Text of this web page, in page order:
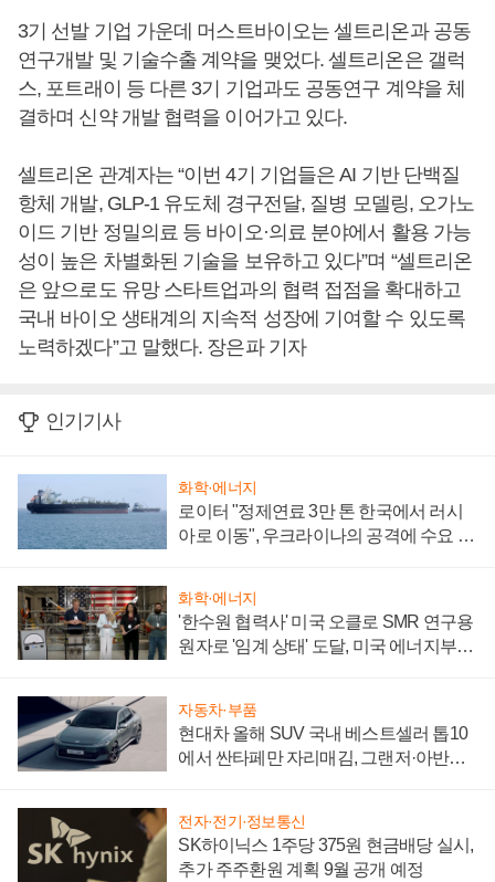
3기 선발 기업 가운데 머스트바이오는 셀트리온과 공동
연구개발 및 기술수출 계약을 맺었다. 셀트리온은 갤럭
스, 포트래이 등 다른 3기 기업과도 공동연구 계약을 체
결하며 신약 개발 협력을 이어가고 있다.
셀트리온 관계자는 “이번 4기 기업들은 AI 기반 단백질
항체 개발, GLP-1 유도체 경구전달, 질병 모델링, 오가노
이드 기반 정밀의료 등 바이오·의료 분야에서 활용 가능
성이 높은 차별화된 기술을 보유하고 있다”며 “셀트리온
은 앞으로도 유망 스타트업과의 협력 접점을 확대하고
국내 바이오 생태계의 지속적 성장에 기여할 수 있도록
노력하겠다”고 말했다. 장은파 기자
인기기사
화학·에너지
로이터 "정제연료 3만 톤 한국에서 러시
아로 이동", 우크라이나의 공격에 수요 늘
화학·에너지
'한수원 협력사' 미국 오클로 SMR 연구용
원자로 '임계 상태' 도달, 미국 에너지부
자동차·부품
현대차 올해 SUV 국내 베스트셀러 톱10
에서 싼타페만 자리매김, 그랜저·아반떼
전자·전기·정보통신
SK하이닉스 1주당 375원 현금배당 실시,
추가 주주환원 계획 9월 공개 예정